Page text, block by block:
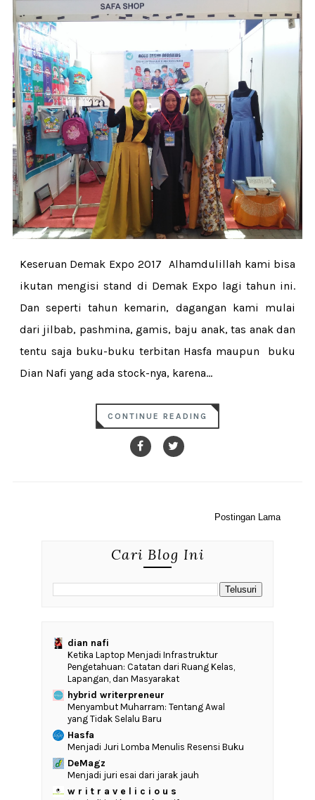
Keseruan Demak Expo 2017 Alhamdulillah kami bisa
ikutan mengisi stand di Demak Expo lagi tahun ini.
Dan seperti tahun kemarin, dagangan kami mulai
dari jilbab, pashmina, gamis, baju anak, tas anak dan
tentu saja buku-buku terbitan Hasfa maupun buku
Dian Nafi yang ada stock-nya, karena...
CONTINUE READING
Postingan Lama
Cari Blog Ini
dian nafi
Ketika Laptop Menjadi Infrastruktur
Pengetahuan: Catatan dari Ruang Kelas,
Lapangan, dan Masyarakat
hybrid writerpreneur
Menyambut Muharram: Tentang Awal
yang Tidak Selalu Baru
Hasfa
Menjadi Juri Lomba Menulis Resensi Buku
DeMagz
Menjadi juri esai dari jarak jauh
w r i t r a v e l i c i o u s